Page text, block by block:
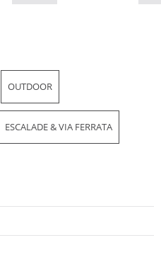
OUTDOOR
ESCALADE & VIA FERRATA